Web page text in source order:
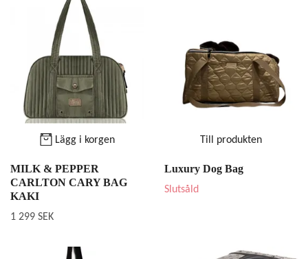
Lägg i korgen
MILK & PEPPER
CARLTON CARY BAG
KAKI
1 299 SEK
Till produkten
Luxury Dog Bag
Slutsåld